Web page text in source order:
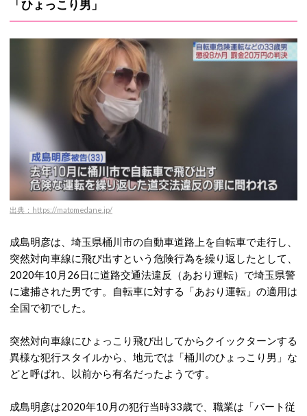
「ひょっこり男」
出典：https://matomedane.jp/
成島明彦は、埼玉県桶川市の自動車道路上を自転車で走行し、
突然対向車線に飛び出すという危険行為を繰り返したとして、
2020年10月26日に道路交通法違反（あおり運転）で埼玉県警
に逮捕された男です。自転車に対する「あおり運転」の適用は
全国で初でした。
突然対向車線にひょっこり飛び出してからクイックターンする
異様な犯行スタイルから、地元では「桶川のひょっこり男」な
どと呼ばれ、以前から有名だったようです。
成島明彦は2020年10月の犯行当時33歳で、職業は「パート従